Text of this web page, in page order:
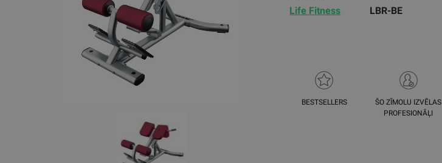
Life Fitness LBR-BE
BESTSELLERS
ŠO ZĪMOLU IZVĒLAS
PROFESIONĀĻI